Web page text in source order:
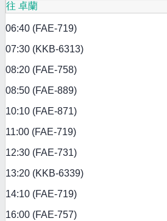
往 卓蘭
06:40 (FAE-719)
07:30 (KKB-6313)
08:20 (FAE-758)
08:50 (FAE-889)
10:10 (FAE-871)
11:00 (FAE-719)
12:30 (FAE-731)
13:20 (KKB-6339)
14:10 (FAE-719)
16:00 (FAE-757)